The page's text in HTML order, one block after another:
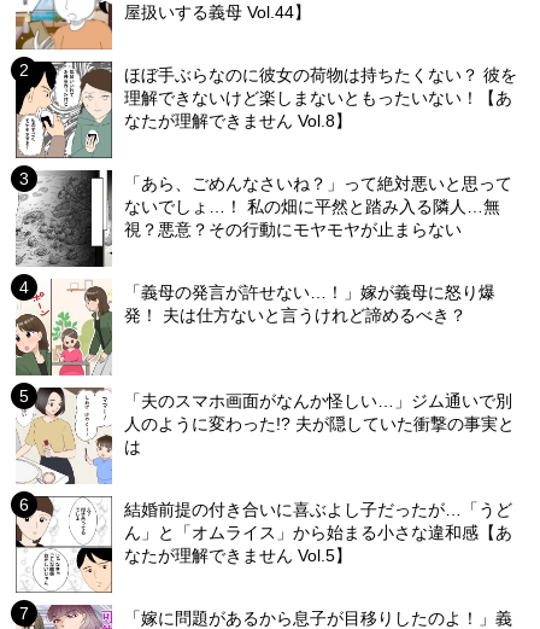
屋扱いする義母 Vol.44】
ほぼ手ぶらなのに彼女の荷物は持ちたくない？ 彼を
理解できないけど楽しまないともったいない！【あ
なたが理解できません Vol.8】
「あら、ごめんなさいね？」って絶対悪いと思って
ないでしょ…！ 私の畑に平然と踏み入る隣人…無
視？悪意？その行動にモヤモヤが止まらない
「義母の発言が許せない…！」嫁が義母に怒り爆
発！ 夫は仕方ないと言うけれど諦めるべき？
「夫のスマホ画面がなんか怪しい…」ジム通いで別
人のように変わった!? 夫が隠していた衝撃の事実と
は
結婚前提の付き合いに喜ぶよし子だったが…「うど
ん」と「オムライス」から始まる小さな違和感【あ
なたが理解できません Vol.5】
「嫁に問題があるから息子が目移りしたのよ！」義